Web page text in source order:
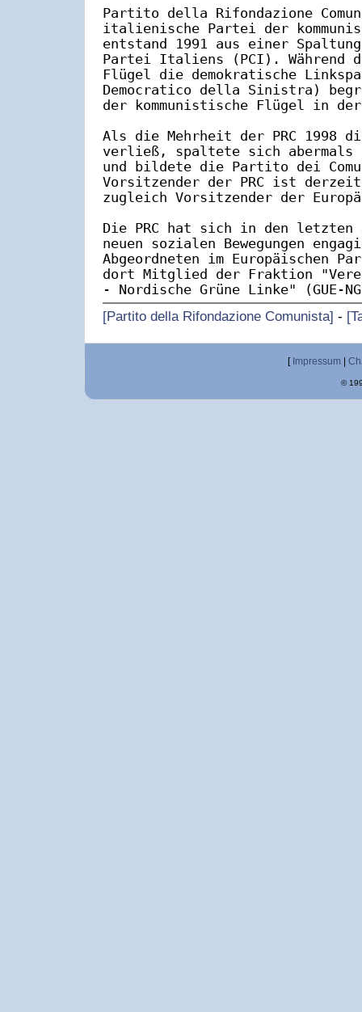
Partito della Rifondazione
italienische Partei der
entstand 1991 aus einer
Partei Italiens (PCI). Während
Flügel die demokratische
Democratico della Sinistra)
der kommunistische Flügel in der
Als die Mehrheit der PRC 1998
verließ, spaltete sich
und bildete die Partito dei
Vorsitzender der PRC ist
zugleich Vorsitzender der
Die PRC hat sich in den letzten
neuen sozialen Bewegungen
Abgeordneten im Europäischen
dort Mitglied der Fraktion
- Nordische Grüne Linke" (GUE-
[Partito della Rifondazione Comunista] -
[ Impressum
©